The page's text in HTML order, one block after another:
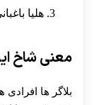
هلیا
معنی شاخ
بلاگر ها